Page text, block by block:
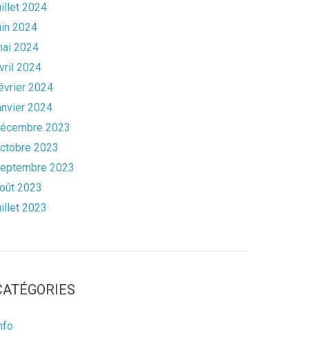
2024
2024
2024
2024
2024
2024
2023
2023
2023
2023
2023